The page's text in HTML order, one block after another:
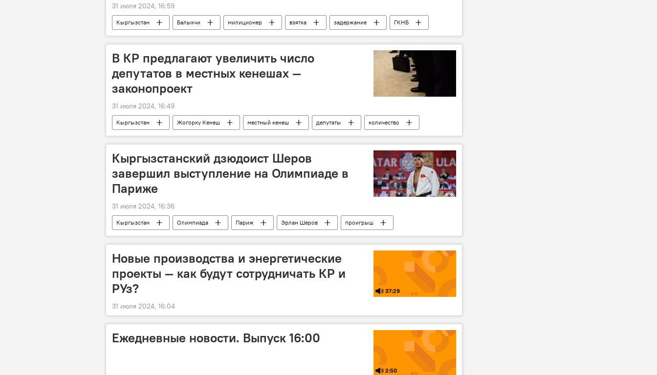
31 июля 2024, 16:59
Кыргызстан Балыкчи милиционер взятка задержание ГКНБ
В КР предлагают увеличить число
депутатов в местных кенешах —
законопроект
31 июля 2024, 16:49
Кыргызстан Жогорку Кенеш местный кенеш депутаты
количество
законопроект
Марлен Маматалиев
Кыргызстанский дзюдоист Шеров
завершил выступление на Олимпиаде в
Париже
31 июля 2024, 16:36
Кыргызстан Олимпиада Париж Эрлан Шеров проигрыш
Новые производства и энергетические
проекты — как будут сотрудничать КР и
РУз?
37:29
31 июля 2024, 16:04
Ежедневные новости. Выпуск 16:00
2:50